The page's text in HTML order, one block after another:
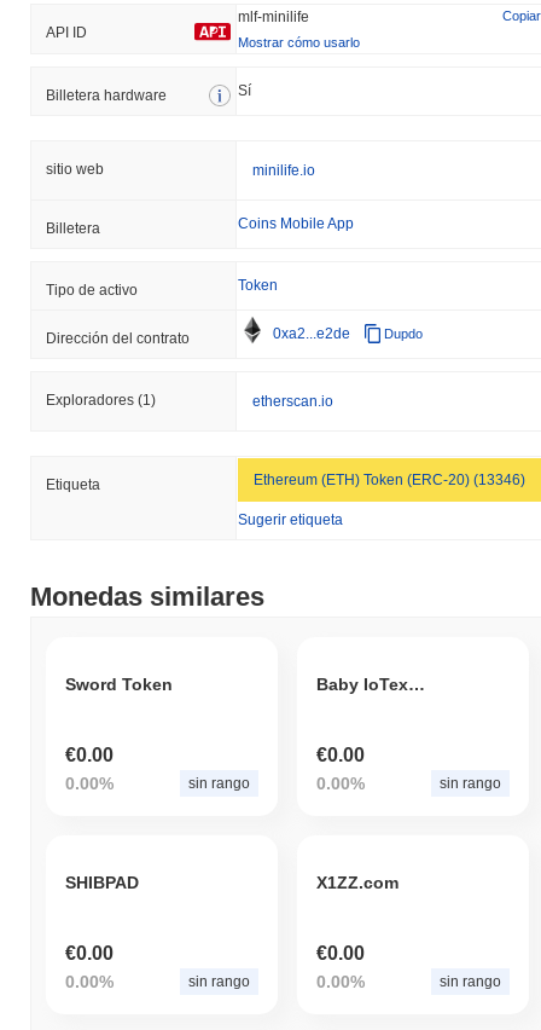
API ID
mlf-minilife
Copiar
Mostrar cómo usarlo
Billetera hardware Sí
sitio web minilife.io
Billetera Coins Mobile App
Tipo de activo Token
Dirección del contrato 0xa2...e2de Dupdo
Exploradores (1) etherscan.io
Etiqueta Ethereum (ETH) Token (ERC-20) (13346)
Sugerir etiqueta
Monedas similares
Sword Token
€0.00
0.00% sin rango
Baby IoTexShiba
€0.00
0.00% sin rango
SHIBPAD
€0.00
0.00% sin rango
X1ZZ.com
€0.00
0.00% sin rango